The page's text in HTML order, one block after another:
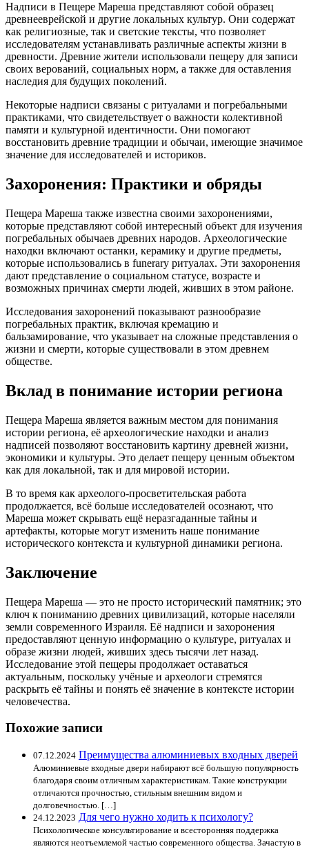
Надписи в Пещере Мареша представляют собой образец
древнееврейской и другие локальных культур. Они содержат
как религиозные, так и светские тексты, что позволяет
исследователям устанавливать различные аспекты жизни в
древности. Древние жители использовали пещеру для записи
своих верований, социальных норм, а также для оставления
наследия для будущих поколений.
Некоторые надписи связаны с ритуалами и погребальными
практиками, что свидетельствует о важности колективной
памяти и культурной идентичности. Они помогают
восстановить древние традиции и обычаи, имеющие значимое
значение для исследователей и историков.
Захоронения: Практики и обряды
Пещера Мареша также известна своими захоронениями,
которые представляют собой интересный объект для изучения
погребальных обычаев древних народов. Археологические
находки включают останки, керамику и другие предметы,
которые использовались в funerary ритуалах. Эти захоронения
дают представление о социальном статусе, возрасте и
возможных причинах смерти людей, живших в этом районе.
Исследования захоронений показывают разнообразие
погребальных практик, включая кремацию и
бальзамирование, что указывает на сложные представления о
жизни и смерти, которые существовали в этом древнем
обществе.
Вклад в понимание истории региона
Пещера Мареша является важным местом для понимания
истории региона, её археологические находки и анализ
надписей позволяют восстановить картину древней жизни,
экономики и культуры. Это делает пещеру ценным объектом
как для локальной, так и для мировой истории.
В то время как археолого-просветительская работа
продолжается, всё больше исследователей осознают, что
Мареша может скрывать ещё неразгаданные тайны и
артефакты, которые могут изменить наше понимание
исторического контекста и культурной динамики региона.
Заключение
Пещера Мареша — это не просто исторический памятник; это
ключ к пониманию древних цивилизаций, которые населяли
земли современного Израиля. Её надписи и захоронения
предоставляют ценную информацию о культуре, ритуалах и
образе жизни людей, живших здесь тысячи лет назад.
Исследование этой пещеры продолжает оставаться
актуальным, поскольку учёные и археологи стремятся
раскрыть её тайны и понять её значение в контексте истории
человечества.
Похожие записи
07.12.2024 Преимущества алюминиевых входных дверей
Алюминиевые входные двери набирают всё большую популярность
благодаря своим отличным характеристикам. Такие конструкции
отличаются прочностью, стильным внешним видом и
долговечностью. […]
24.12.2023 Для чего нужно ходить к психологу?
Психологическое консультирование и всесторонняя поддержка
являются неотъемлемой частью современного общества. Зачастую в